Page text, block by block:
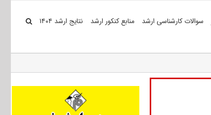
سوالات کارشناسی ارشد منابع کنکور ارشد نتایج ارشد ۱۴۰۴